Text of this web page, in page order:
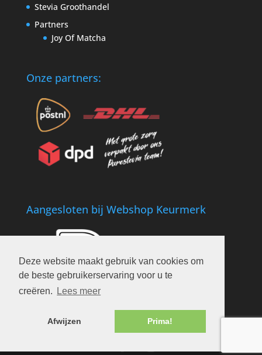
Deze website maakt gebruik van cookies om
de beste gebruikerservaring voor u te
creëren.
Lees meer
Afwijzen Prima!
Stevia Groothandel
Partners
Joy Of Matcha
Onze partners:
Aangesloten bij Webshop Keurmerk